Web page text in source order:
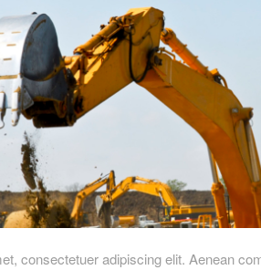
consectetuer adipiscing elit. Aenean